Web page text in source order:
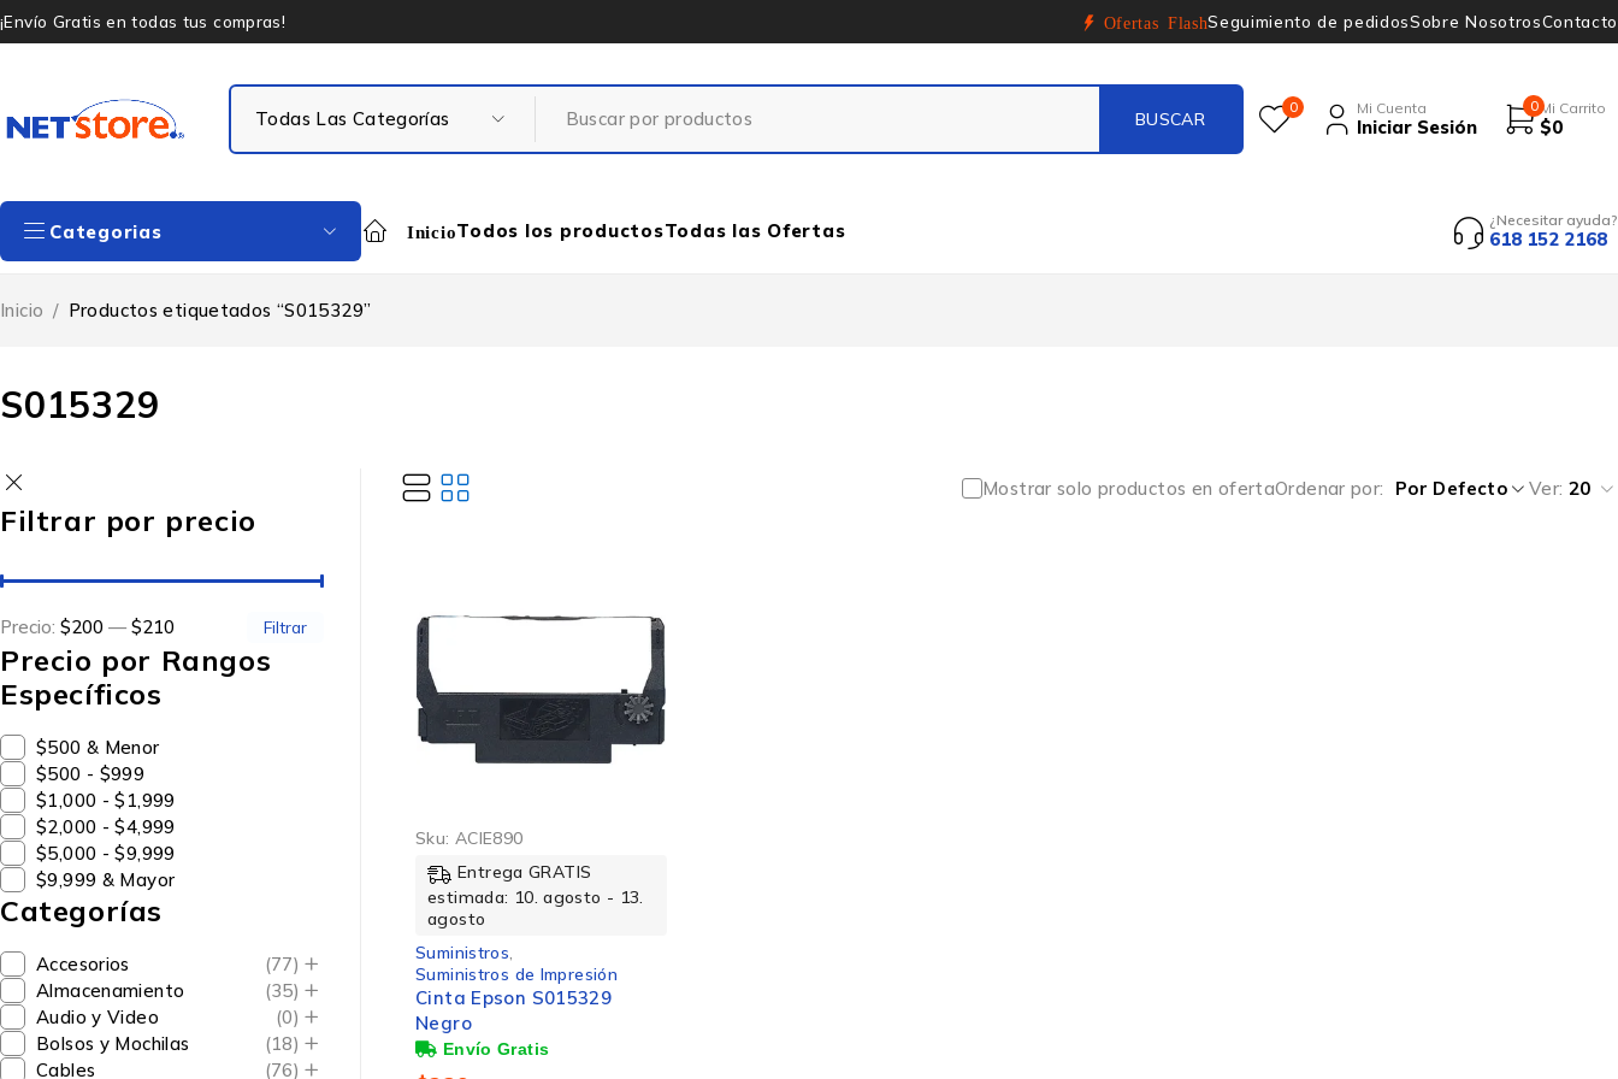
¡Envío Gratis en todas tus compras! Ofertas FlashSeguimiento de pedidosSobre NosotrosContacto
0 Mi Cuenta
Iniciar Sesión
0 Mi Carrito
$0
Categorias InicioTodos los productosTodas las Ofertas ¿Necesitar ayuda?
618 152 2168
S015329
Inicio / Productos etiquetados “S015329”
Filtrar por precio
Filtrar
Precio: $200 — $210
Precio por Rangos
Específicos
$500 & Menor
$500 - $999
$1,000 - $1,999
$2,000 - $4,999
$5,000 - $9,999
$9,999 & Mayor
Categorías
Accesorios
(77)
Almacenamiento
(35)
Audio y Video
(0)
Bolsos y Mochilas
(18)
Cables
(76)
Mostrar solo productos en ofertaOrdenar por Por Defecto Ver: 20
Sku: ACIE890
Entrega GRATIS
estimada: 10. agosto - 13.
agosto
Suministros
Suministros de Impresión
Cinta Epson S015329
Negro